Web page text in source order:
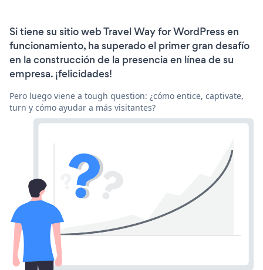
Si tiene su sitio web Travel Way for WordPress en
funcionamiento, ha superado el primer gran desafío
en la construcción de la presencia en línea de su
empresa. ¡felicidades!
Pero luego viene a tough question: ¿cómo entice, captivate,
turn y cómo ayudar a más visitantes?